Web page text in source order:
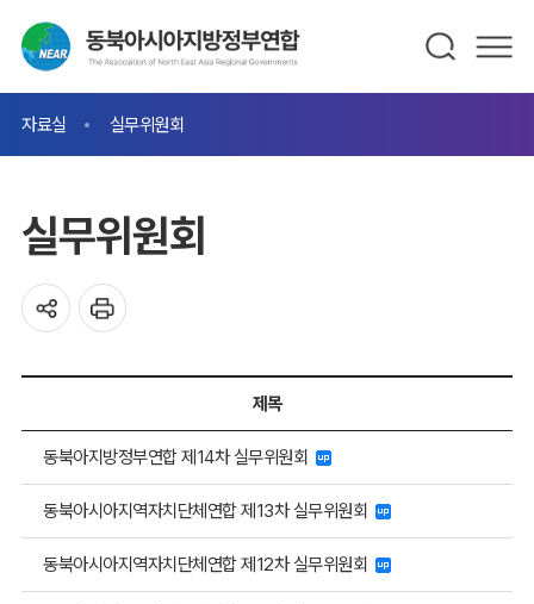
자료실 실무위원회
실무위원회
제목
동북아지방정부연합 제14차 실무위원회
동북아시아지역자치단체연합 제13차 실무위원회
동북아시아지역자치단체연합 제12차 실무위원회